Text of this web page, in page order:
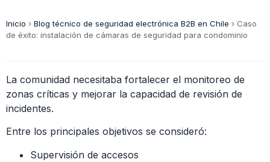
Inicio › Blog técnico de seguridad electrónica B2B en Chile › Caso
de éxito: instalación de cámaras de seguridad para condominio
La comunidad necesitaba fortalecer el monitoreo de
zonas críticas y mejorar la capacidad de revisión de
incidentes.
Entre los principales objetivos se consideró:
Supervisión de accesos